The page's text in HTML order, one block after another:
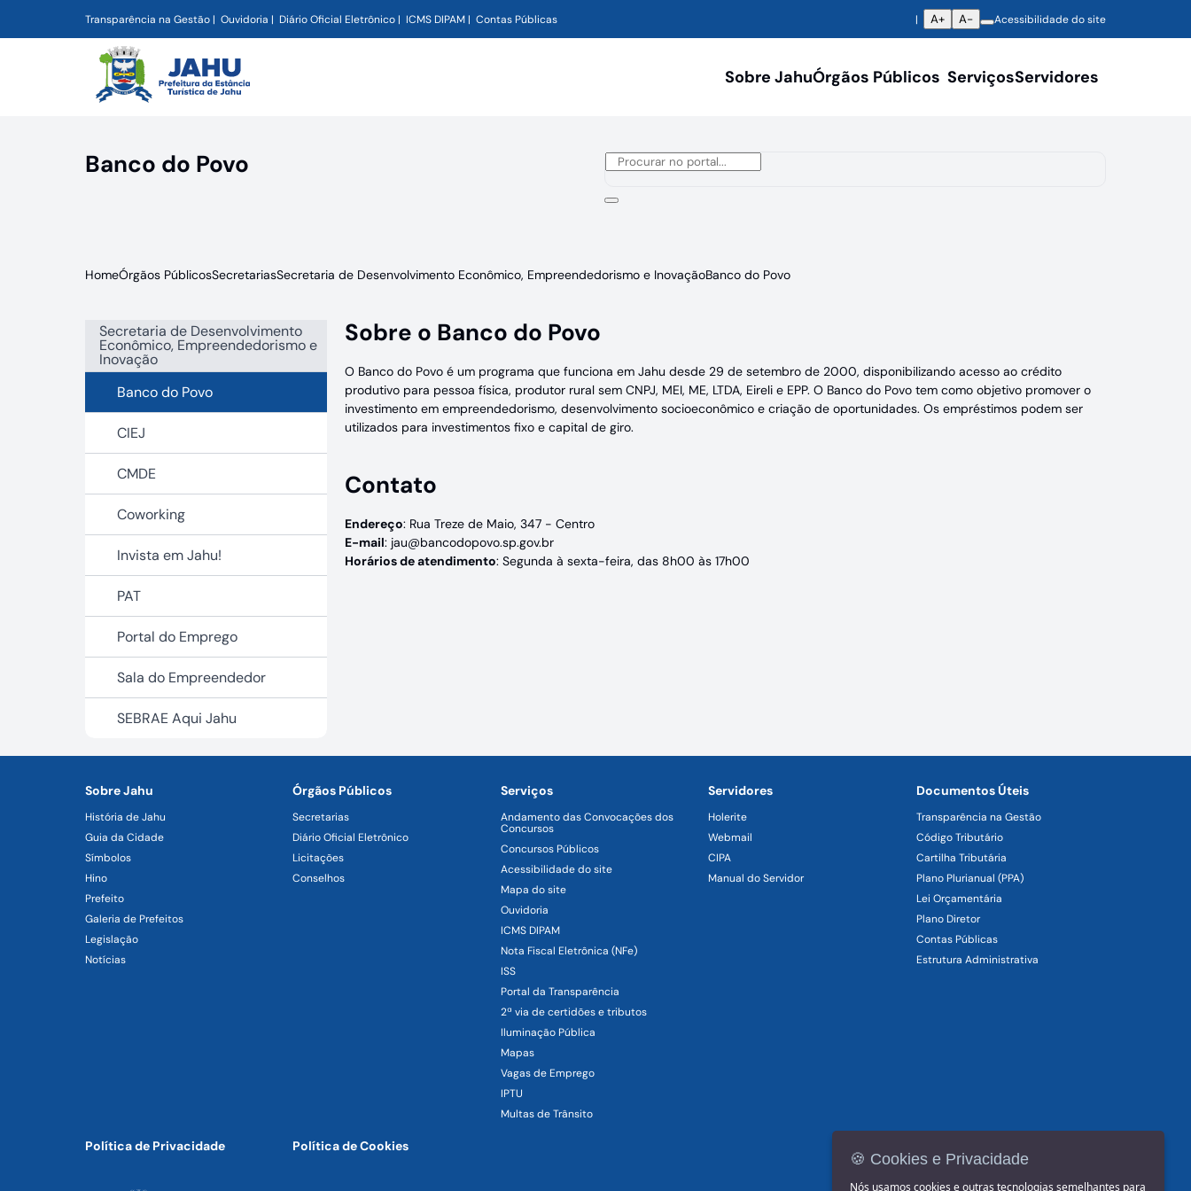
Transparência na Gestão Ouvidoria Diário Oficial Eletrônico ICMS DIPAM Contas Públicas A+ A- Acessibilidade do site
Sobre JahuÓrgãos Públicos ServiçosServidores
Banco do Povo
HomeÓrgãos PúblicosSecretariasSecretaria de Desenvolvimento Econômico, Empreendedorismo e InovaçãoBanco do Povo
Secretaria de Desenvolvimento
Econômico, Empreendedorismo e
Inovação
Banco do Povo
CIEJ
CMDE
Coworking
Invista em Jahu!
PAT
Portal do Emprego
Sala do Empreendedor
SEBRAE Aqui Jahu
Sobre o Banco do Povo
O Banco do Povo é um programa que funciona em Jahu desde 29 de setembro de 2000, disponibilizando acesso ao crédito
produtivo para pessoa física, produtor rural sem CNPJ, MEI, ME, LTDA, Eireli e EPP. O Banco do Povo tem como objetivo promover o
investimento em empreendedorismo, desenvolvimento socioeconômico e criação de oportunidades. Os empréstimos podem ser
utilizados para investimentos fixo e capital de giro.
Contato
Endereço: Rua Treze de Maio, 347 - Centro
E-mail: jau@bancodopovo.sp.gov.br
Horários de atendimento: Segunda à sexta-feira, das 8h00 às 17h00
Sobre Jahu
História de Jahu
Guia da Cidade
Símbolos
Hino
Prefeito
Galeria de Prefeitos
Legislação
Notícias
Órgãos Públicos
Secretarias
Diário Oficial Eletrônico
Licitações
Conselhos
Serviços
Andamento das Convocações dos
Concursos
Concursos Públicos
Acessibilidade do site
Mapa do site
Ouvidoria
ICMS DIPAM
Nota Fiscal Eletrônica (NFe)
ISS
Portal da Transparência
2ª via de certidões e tributos
Iluminação Pública
Mapas
Vagas de Emprego
IPTU
Multas de Trânsito
Servidores
Holerite
Webmail
CIPA
Manual do Servidor
Documentos Úteis
Transparência na Gestão
Código Tributário
Cartilha Tributária
Plano Plurianual (PPA)
Lei Orçamentária
Plano Diretor
Contas Públicas
Estrutura Administrativa
Política de Privacidade Política de Cookies
🍪 Cookies e Privacidade
Nós usamos cookies e outras tecnologias semelhantes para